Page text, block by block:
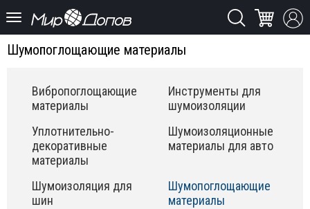
Шумопоглощающие материалы
Вибропоглощающие
материалы
Инструменты для
шумоизоляции
Уплотнительно-
декоративные
материалы
Шумоизоляционные
материалы для авто
Шумоизоляция для
шин
Шумопоглощающие
материалы